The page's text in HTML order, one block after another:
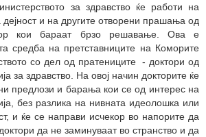
за здравство ќе работи на
дејност и на другите отворени прашања од
кои бараат брзо решавање. Ова е
средба на претставниците на Коморите
со дел од пратениците - доктори од
за здравство. На овој начин докторите ќе
предлози и барања кои се од интерес на
без разлика на нивната идеолошка или
и ќе се направи исчекор во напорите да
да не заминуваат во странство и да